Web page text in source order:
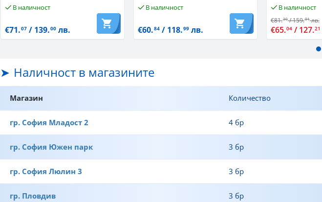
В наличност
€71.07 / 139.00 лв.
В наличност
€60.84 / 118.99 лв.
В наличност
€81.30/ 159.01лв.
€65.04 / 127.21
Наличност в магазините
Магазин Количество
гр. София Младост 2 4 бр
гр. София Южен парк 3 бр
гр. София Люлин 3 3 бр
гр. Пловдив 3 бр